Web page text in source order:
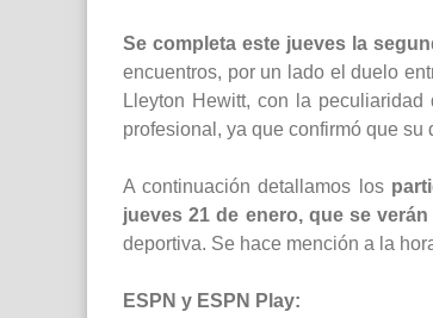
Se completa este jueves la
encuentros, por un lado el duelo
Lleyton Hewitt, con la
profesional, ya que confirmó que
A continuación detallamos los
jueves 21 de enero, que se
deportiva. Se hace mención a la
ESPN y ESPN Play: